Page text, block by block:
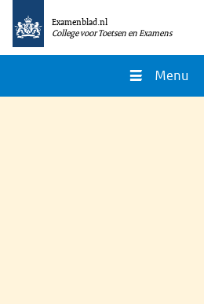
Examenblad.nl
College voor Toetsen en Examens
Menu